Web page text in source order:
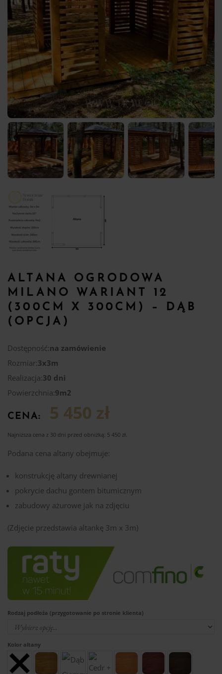
ALTANA OGRODOWA
MILANO WARIANT 12
(300CM X 300CM) – DĄB
(OPCJA)
Dostępność:na zamówienie
Rozmiar:3x3m
Realizacja:30 dni
Powierzchnia:9m2
CENA: 5 450 zł
Najniższa cena z 30 dni przed obniżką: 5 450 zł.
Podana cena altany obejmuje:
konstrukcję altany drewnianej
pokrycie dachu gontem bitumicznym
zabudowy ażurowe jak na zdjęciu
(Zdjęcie przedstawia altankę 3m x 3m)
Rodzaj podłoża (przygotowanie po stronie klienta)
Kolor altany